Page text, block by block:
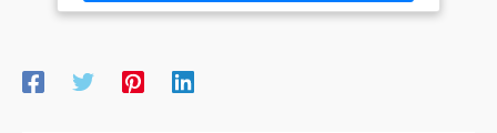
APPLICATION
huile, la friteuse permet de préparer les aliments avec moins
réglage de température de 76° à 200°, sa minuterie de 1 à
60 minutes, ses picots antidérapants et sa possibilité de